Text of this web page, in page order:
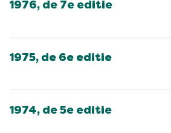
1976, de 7e editie
1975, de 6e editie
1974, de 5e editie